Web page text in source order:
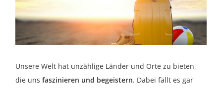
Unsere Welt hat unzählige Länder und Orte zu bieten,
die uns faszinieren und begeistern. Dabei fällt es gar